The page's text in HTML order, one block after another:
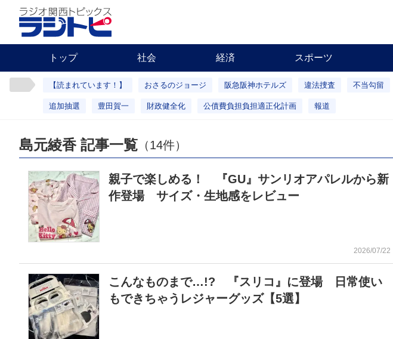
トップ 社会 経済 スポーツ
【読まれています！】 おさるのジョージ 阪急阪神ホテルズ 違法捜査 不当勾留
追加抽選 豊田賀一 財政健全化 公債費負担負担適正化計画 報道
島元綾香 記事一覧 （14件）
親子で楽しめる！ 『GU』サンリオアパレルから新
作登場 サイズ・生地感をレビュー
2026/07/22
こんなものまで…!? 『スリコ』に登場 日常使い
もできちゃうレジャーグッズ【5選】